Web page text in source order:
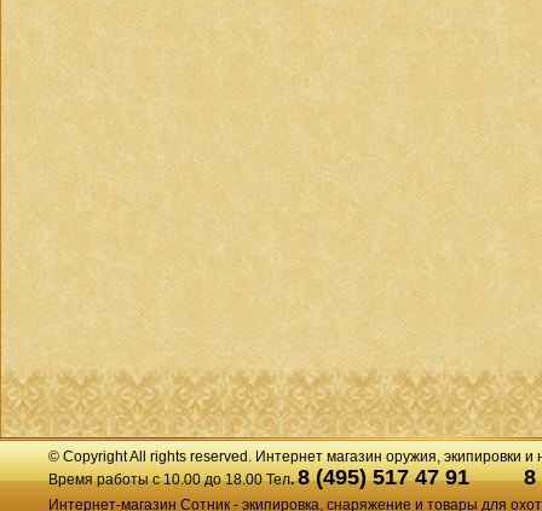
© Copyright All rights reserved. Интернет магазин оружия, экипировки и
Время работы с 10.00 до 18.00 Тел. 8 (495) 517 47 918
Интернет-магазин Сотник - экипировка, снаряжение и товары для